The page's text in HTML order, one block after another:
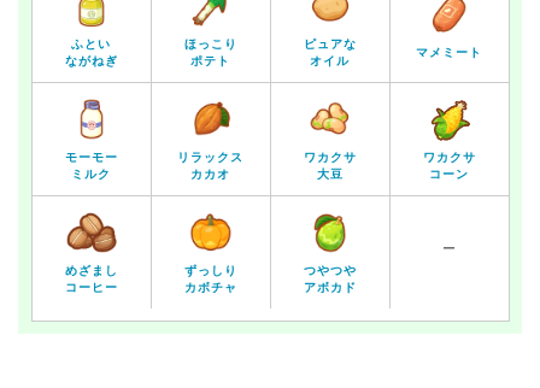
ふとい
ながねぎ
ほっこり
ポテト
ピュアな
オイル
マメミート
モーモー
ミルク
リラックス
カカオ
ワカクサ
大豆
ワカクサ
コーン
めざまし
コーヒー
ずっしり
カボチャ
つやつや
アボカド
ー